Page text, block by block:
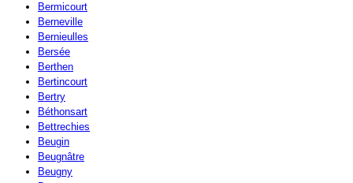
Bermicourt
Berneville
Bernieulles
Bersée
Berthen
Bertincourt
Bertry
Béthonsart
Bettrechies
Beugin
Beugnâtre
Beugny